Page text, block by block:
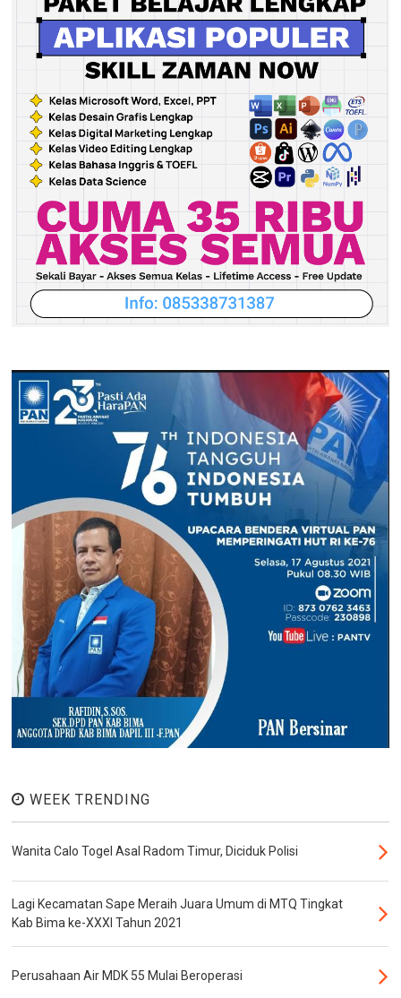
WEEK TRENDING
Wanita Calo Togel Asal Radom Timur, Diciduk Polisi
Lagi Kecamatan Sape Meraih Juara Umum di MTQ Tingkat
Kab Bima ke-XXXI Tahun 2021
Perusahaan Air MDK 55 Mulai Beroperasi